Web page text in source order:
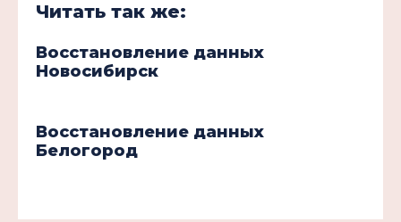
Читать так же:
Восстановление данных
Новосибирск
Восстановление данных
Белогород